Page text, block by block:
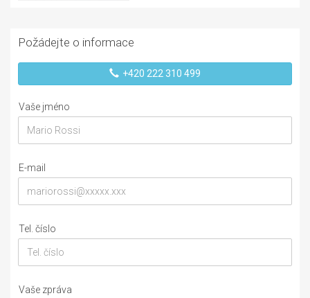
Požádejte o informace
+420 222 310 499
Vaše jméno
E-mail
Tel. číslo
Vaše zpráva